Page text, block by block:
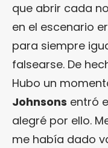
que abrir cada
en el escenario
para siempre
falsearse. De
Hubo un
Johnsons entró
alegré por ello.
me había dado